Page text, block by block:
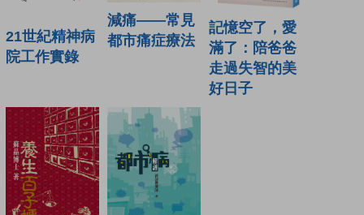
21世紀精神病
院工作實錄
減痛——常見
都市痛症療法
記憶空了，愛
滿了：陪爸爸
走過失智的美
好日子